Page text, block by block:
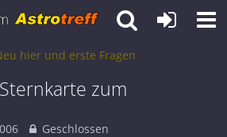
hier und erste Fragen
zum
Geschlossen